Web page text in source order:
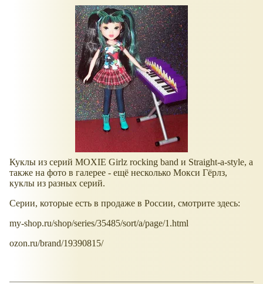
Куклы из серий MOXIE Girlz rocking band и Straight-a-style, а
также на фото в галерее - ещё несколько Мокси Гёрлз,
куклы из разных серий.
Серии, которые есть в продаже в России, смотрите здесь:
my-shop.ru/shop/series/35485/sort/a/page/1.html
ozon.ru/brand/19390815/